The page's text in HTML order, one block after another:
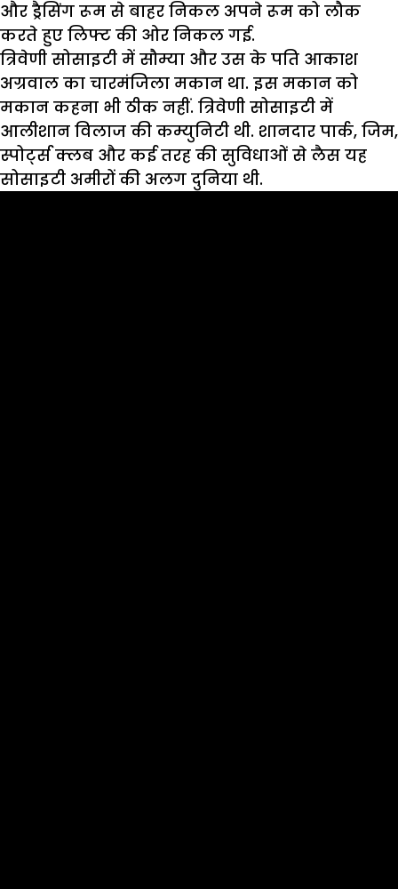
और ड्रैसिंग रूम से बाहर निकल अपने रूम को लौक
करते हुए लिफ्ट की ओर निकल गई.
त्रिवेणी सोसाइटी में सौम्या और उस के पति आकाश
अग्रवाल का चारमंजिला मकान था. इस मकान को
मकान कहना भी ठीक नहीं. त्रिवेणी सोसाइटी में
आलीशान विलाज की कम्युनिटी थी. शानदार पार्क, जिम,
स्पोर्ट्स क्लब और कई तरह की सुविधाओं से लैस यह
सोसाइटी अमीरों की अलग दुनिया थी.